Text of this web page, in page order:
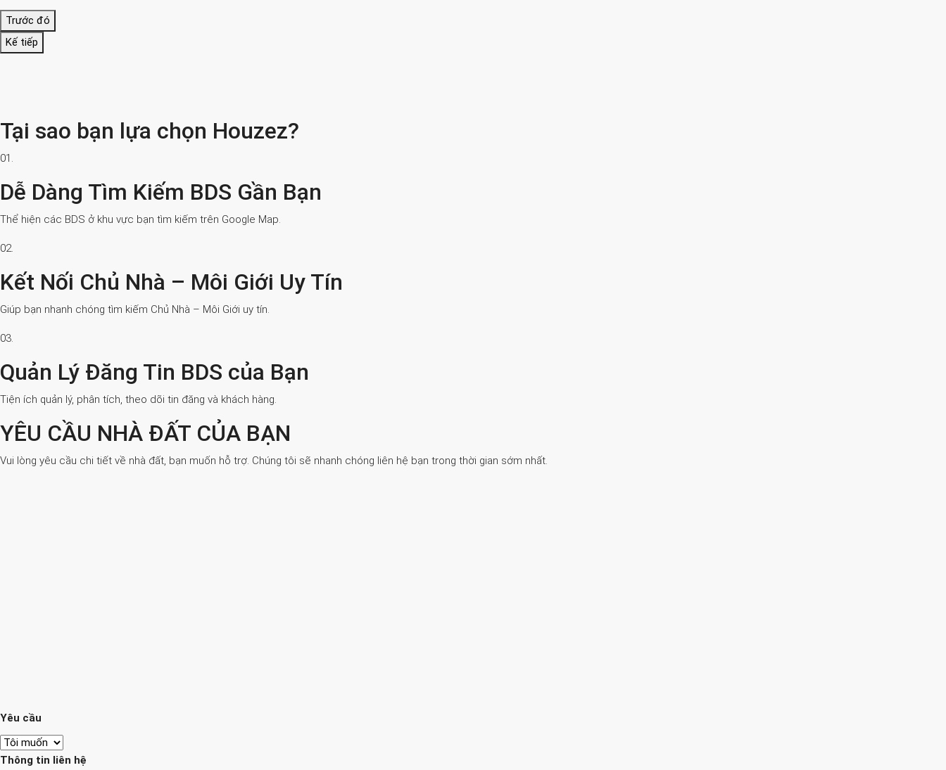
Trước đó
Kế tiếp
Tại sao bạn lựa chọn Houzez?
01.
Dễ Dàng Tìm Kiếm BDS Gần Bạn
Thể hiện các BDS ở khu vực bạn tìm kiếm trên Google Map.
02.
Kết Nối Chủ Nhà – Môi Giới Uy Tín
Giúp bạn nhanh chóng tìm kiếm Chủ Nhà – Môi Giới uy tín.
03.
Quản Lý Đăng Tin BDS của Bạn
Tiện ích quản lý, phân tích, theo dõi tin đăng và khách hàng.
YÊU CẦU NHÀ ĐẤT CỦA BẠN
Vui lòng yêu cầu chi tiết về nhà đất, bạn muốn hỗ trợ. Chúng tôi sẽ nhanh chóng liên hệ bạn trong thời gian sớm nhất.
Yêu cầu
Thông tin liên hệ